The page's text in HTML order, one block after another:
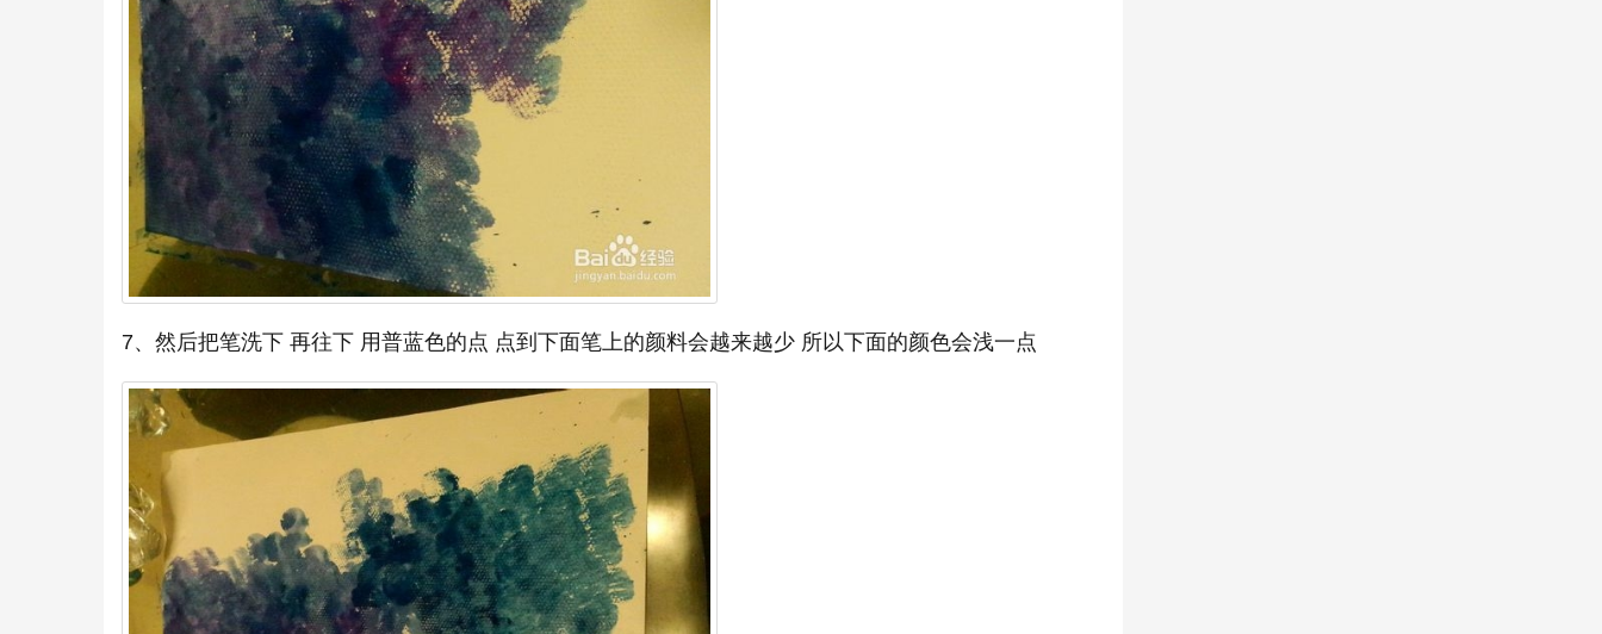
7、然后把笔洗下 再往下 用普蓝色的点 点到下面笔上的颜料会越来越少 所以下面的颜色会浅一点